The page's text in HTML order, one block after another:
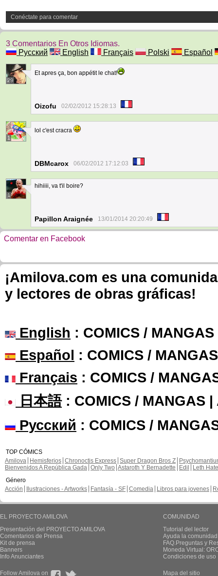
Conéctate para comentar
3 Comentarios En Otros Idiomas.
Русский
English Français Polski Español
29
Et apres ça, bon appétit le chat!
Oizofu 02/02/2012 15:28:13
1
lol c'est cracra
DBMcarox 06/02/2012 17:12:03
1
hihiiii, va t'il boire?
Papillon Araignée 13/01/2014 20:20:49
Comentar en Facebook
¡Amilova.com es una
y lectores de obras gráficas!
English : COMICS /
Español : COMICS /
Français : COMICS /
日本語: COMICS / MANGAS |
Русский : COMICS /
TOP CÓMICS
Amilova
Hemisferios Chronoctis Express Super Dragon Bros Z
Bienvenidos A República Gada Only Two Astaroth Y Bernadette Edil
Leth Hate
Género
Acción
Ilustraciones - Artworks Fantasía - SF Comedia Libros para jovenes
EL PROYECTO AMILOVA
Presentación del PROYECTO AMILOVA
Comentarios de Prensa
Kit de prensa
Banners
Info Anunciantes
COMUNIDAD
Tutorial del lector
Ayuda la
FAQ.Preguntas y
Moneda Virtual:
Condiciones de uso
Follow Amilova on Mapa del sitio